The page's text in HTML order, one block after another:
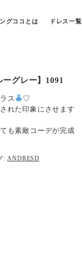
グココとは ドレス一覧
グレー】1091
ス
♡
れた印象にさせます
も素敵コーデが完成
: ANDRESD